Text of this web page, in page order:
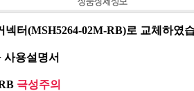
터(MSH5264-02M-RB)로 교체하였
용설명서
극성주의